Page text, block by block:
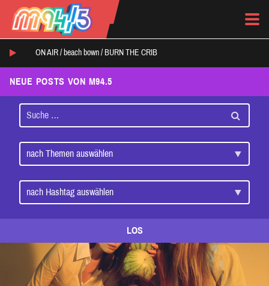
ON AIR / beach bown / BURN THE CRIB
NEUE POSTS VON M94.5
LOS